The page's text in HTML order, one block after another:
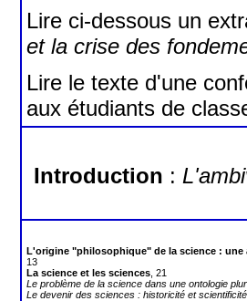
Lire ci-dessous un
et la crise des
Lire le texte d'une
aux étudiants de
Introduction :
L'origine "philosophique" de la science : une
13
La science et les sciences , 21
Le problème de la science dans une ontologie
Le devenir des sciences : historicité et scientificité